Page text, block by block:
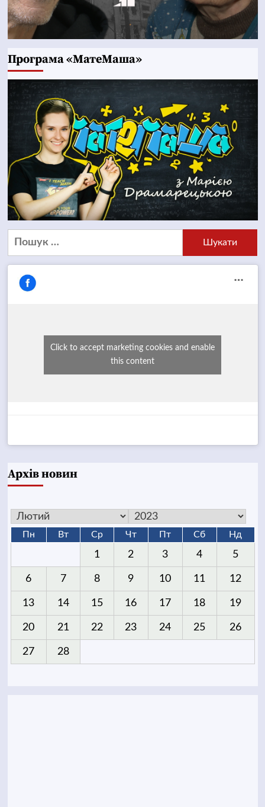
Програма «МатеМаша»
Пошук:
Click to accept marketing cookies and enable
this content
Архів новин
Пн Вт Ср Чт Пт Сб Нд
1 2 3 4 5
6 7 8 9 10 11 12
13 14 15 16 17 18 19
20 21 22 23 24 25 26
27 28